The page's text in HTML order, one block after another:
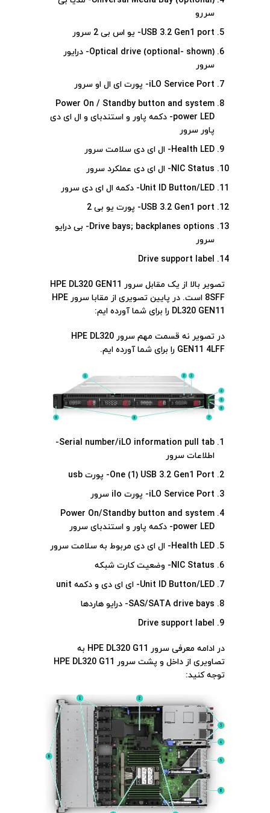
سررو
USB 3.2 Gen1 port- یو اس بی 2 سرور
Optical drive (optional- shown)- درایور
سرور
iLO Service Port- پورت ای ال او سرور
Power On / Standby button and system
power LED- دکمه پاور و استندبای و ال ای دی
پاور سرور
Health LED- ال ای دی سلامت سرور
NIC Status- ال ای دی عملکرد سرور
Unit ID Button/LED- دکمه ال ای دی سرور
USB 3.2 Gen1 port- پورت یو بی 2
Drive bays; backplanes options- بی درایو
سرور
Drive support label
تصویر بالا از یک مقابل سرور HPE DL320 GEN11
8SFF است. در پایین تصویری از مقابا سرور HPE
DL320 GEN11 را برای شما آورده ایم:
در تصویر نه قسمت مهم سرور HPE DL320
GEN11 4LFF را برای شما آورده ایم.
Serial number/iLO information pull tab-
اطلاعات سرور
One (1) USB 3.2 Gen1 Port- پورت usb
iLO Service Port- پورت ilo سرور
Power On/Standby button and system
power LED- دکمه پاور و استندبای سرور
Health LED- ال ای دی مربوط به سلامت سرور
NIC Status- وضعیت کارت شبکه
Unit ID Button/LED- ای ای دی و دکمه unit
SAS/SATA drive bays- درایو هاردها
Drive support label
در ادامه معرفی سرور HPE DL320 G11 به
تصاویری از داخل و پشت سرور HPE DL320 G11
توجه کنید: